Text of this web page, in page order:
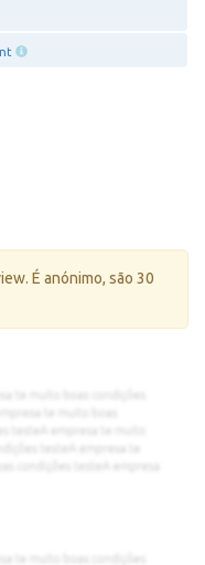
É anónimo, são 30